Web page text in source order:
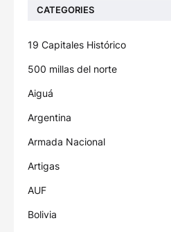
CATEGORIES
19 Capitales Histórico
500 millas del norte
Aiguá
Argentina
Armada Nacional
Artigas
AUF
Bolivia